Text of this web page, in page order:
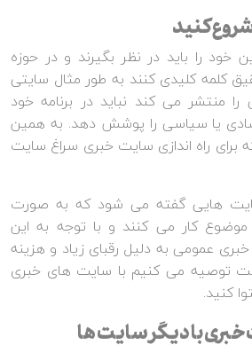
کنید
خود را باید در نظر بگیرند و در حوزه
کلمه کلیدی کنند به طور مثال سایتی
منتشر می کند نباید در برنامه خود
یا سیاسی را پوشش دهد. به همین
راه اندازی سایت خبری سراغ سایت
هایی گفته می شود که به صورت
کار می کنند و با توجه به این
عمومی به دلیل رقبای زیاد و هزینه
توصیه می کنیم با سایت های خبری
کنید.
با دیگر سایت ها